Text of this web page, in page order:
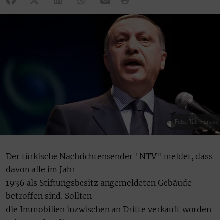
Foto: flickr / unaoc
Der türkische Nachrichtensender "NTV" meldet, dass
davon alle im Jahr
1936 als Stiftungsbesitz angemeldeten Gebäude
betroffen sind. Sollten
die Immobilien inzwischen an Dritte verkauft worden